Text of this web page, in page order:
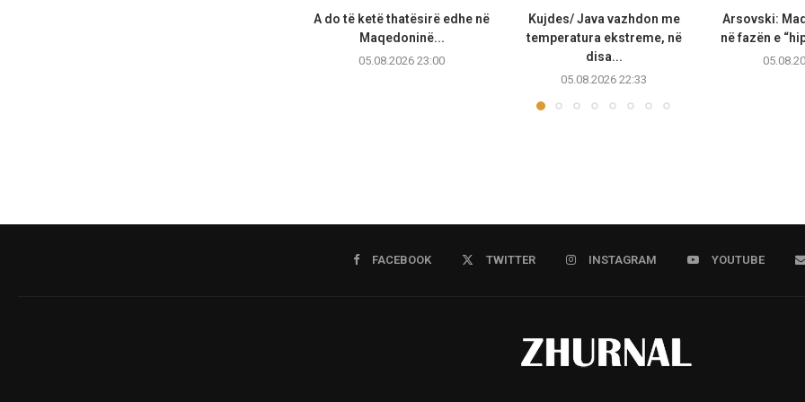
A do të ketë thatësirë edhe në
Maqedoninë...
05.08.2026 23:00
Kujdes/ Java vazhdon me
temperatura ekstreme, në
disa...
05.08.2026 22:33
Arsovski:
në fazën e
FACEBOOK TWITTER INSTAGRAM YOUTUBE